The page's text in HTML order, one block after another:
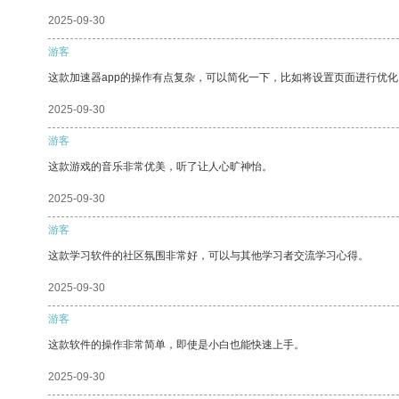
2025-09-30
游客
这款加速器app的操作有点复杂，可以简化一下，比如将设置页面进行优
2025-09-30
游客
这款游戏的音乐非常优美，听了让人心旷神怡。
2025-09-30
游客
这款学习软件的社区氛围非常好，可以与其他学习者交流学习心得。
2025-09-30
游客
这款软件的操作非常简单，即使是小白也能快速上手。
2025-09-30